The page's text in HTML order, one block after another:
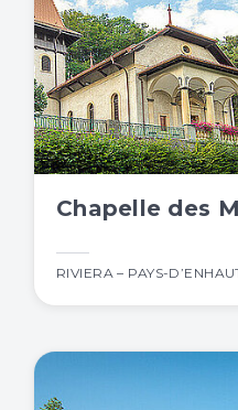
Chapelle des
RIVIERA – PAYS-